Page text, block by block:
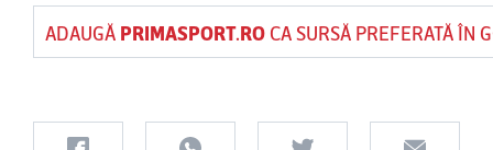
ADAUGĂ PRIMASPORT.ROCA SURSĂ PREFERATĂ ÎN